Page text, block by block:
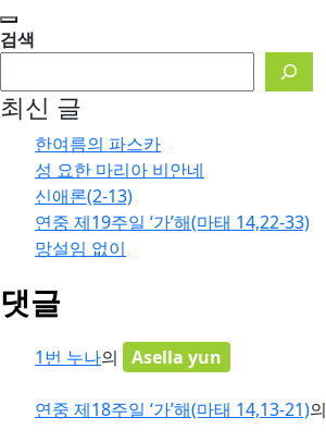
검색
최신 글
한여름의 파스카
성 요한 마리아 비안네
신애론(2-13)
연중 제19주일 ‘가’해(마태 14,22-33)
망설임 없이
댓글
1번 누나의 Asella yun
연중 제18주일 ‘가’해(마태 14,13-21)의